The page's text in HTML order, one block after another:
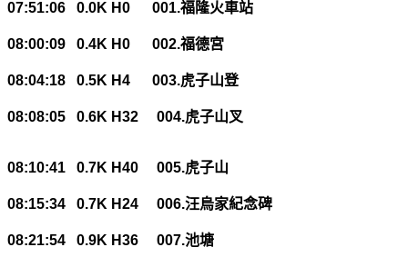
07:51:06 0.0K H0 001.福隆火車站
08:00:09 0.4K H0 002.福德宮
08:04:18 0.5K H4 003.虎子山登
08:08:05 0.6K H32 004.虎子山叉
08:10:41 0.7K H40 005.虎子山
08:15:34 0.7K H24 006.汪烏家紀念碑
08:21:54 0.9K H36 007.池塘